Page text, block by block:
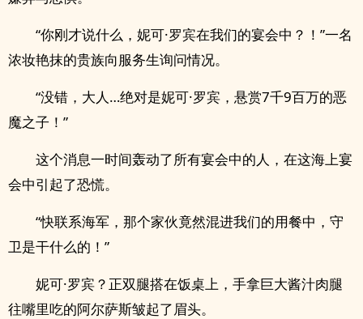
“你刚才说什么，妮可·罗宾在我们的宴会中？！”一名
浓妆艳抹的贵族向服务生询问情况。
“没错，大人…绝对是妮可·罗宾，悬赏7千9百万的恶
魔之子！”
这个消息一时间轰动了所有宴会中的人，在这海上宴
会中引起了恐慌。
“快联系海军，那个家伙竟然混进我们的用餐中，守
卫是干什么的！”
妮可·罗宾？正双腿搭在饭桌上，手拿巨大酱汁肉腿
往嘴里吃的阿尔萨斯皱起了眉头。